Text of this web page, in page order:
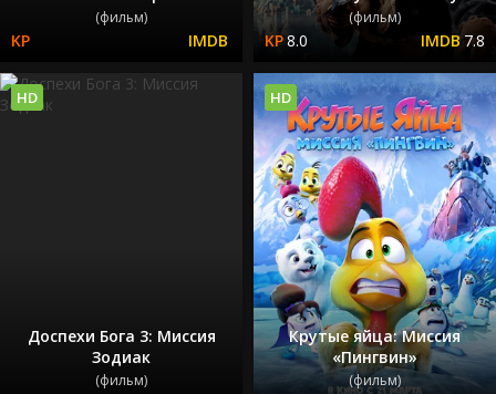
(фильм) (фильм)
8.0 7.8
Доспехи Бога 3: Миссия
Зодиак
(фильм)
HD
Крутые яйца: Миссия
«Пингвин»
(фильм)
HD